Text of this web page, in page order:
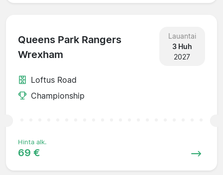
Queens Park Rangers
Wrexham
Lauantai
3 Huh
2027
Loftus Road
Championship
Hinta alk.
69 €